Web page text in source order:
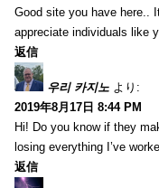
Good site you have here..
appreciate individuals like
返信
우리 카지노 より:
2019年8月17日 8:44 PM
Hi! Do you know if they
losing everything I’ve
返信